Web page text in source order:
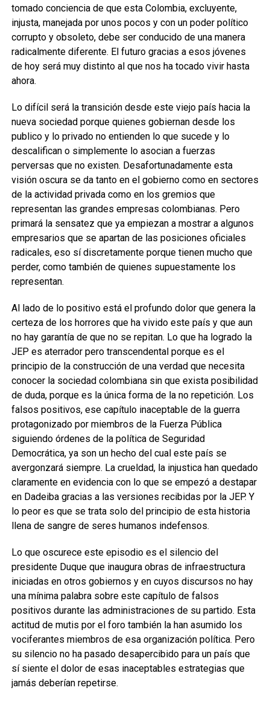
tomado conciencia de que esta Colombia, excluyente,
injusta, manejada por unos pocos y con un poder político
corrupto y obsoleto, debe ser conducido de una manera
radicalmente diferente. El futuro gracias a esos jóvenes
de hoy será muy distinto al que nos ha tocado vivir hasta
ahora.
Lo difícil será la transición desde este viejo país hacia la
nueva sociedad porque quienes gobiernan desde los
publico y lo privado no entienden lo que sucede y lo
descalifican o simplemente lo asocian a fuerzas
perversas que no existen. Desafortunadamente esta
visión oscura se da tanto en el gobierno como en sectores
de la actividad privada como en los gremios que
representan las grandes empresas colombianas. Pero
primará la sensatez que ya empiezan a mostrar a algunos
empresarios que se apartan de las posiciones oficiales
radicales, eso sí discretamente porque tienen mucho que
perder, como también de quienes supuestamente los
representan.
Al lado de lo positivo está el profundo dolor que genera la
certeza de los horrores que ha vivido este país y que aun
no hay garantía de que no se repitan. Lo que ha logrado la
JEP es aterrador pero transcendental porque es el
principio de la construcción de una verdad que necesita
conocer la sociedad colombiana sin que exista posibilidad
de duda, porque es la única forma de la no repetición. Los
falsos positivos, ese capítulo inaceptable de la guerra
protagonizado por miembros de la Fuerza Pública
siguiendo órdenes de la política de Seguridad
Democrática, ya son un hecho del cual este país se
avergonzará siempre. La crueldad, la injustica han quedado
claramente en evidencia con lo que se empezó a destapar
en Dadeiba gracias a las versiones recibidas por la JEP. Y
lo peor es que se trata solo del principio de esta historia
llena de sangre de seres humanos indefensos.
Lo que oscurece este episodio es el silencio del
presidente Duque que inaugura obras de infraestructura
iniciadas en otros gobiernos y en cuyos discursos no hay
una mínima palabra sobre este capítulo de falsos
positivos durante las administraciones de su partido. Esta
actitud de mutis por el foro también la han asumido los
vociferantes miembros de esa organización política. Pero
su silencio no ha pasado desapercibido para un país que
sí siente el dolor de esas inaceptables estrategias que
jamás deberían repetirse.